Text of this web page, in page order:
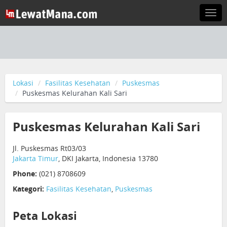
Lokasi Fasilitas Kesehatan
Puskesmas
Puskesmas Kelurahan Kali Sari
Puskesmas Kelurahan Kali Sari
Jl. Puskesmas Rt03/03
Jakarta Timur, DKI Jakarta, Indonesia 13780
Phone: (021) 8708609
Kategori: Fasilitas Kesehatan, Puskesmas
Peta Lokasi